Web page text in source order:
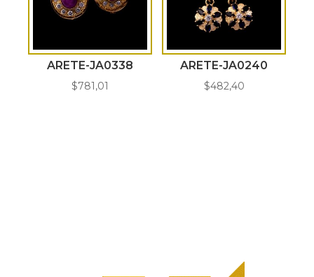
ARETE-JA0338
$781,01
ARETE-JA0240
$482,40